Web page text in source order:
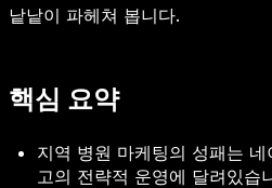
낱낱이 파헤쳐 봅니다.
핵심 요약
지역 병원 마케팅의 성패는
고의 전략적 운영에 달려있습